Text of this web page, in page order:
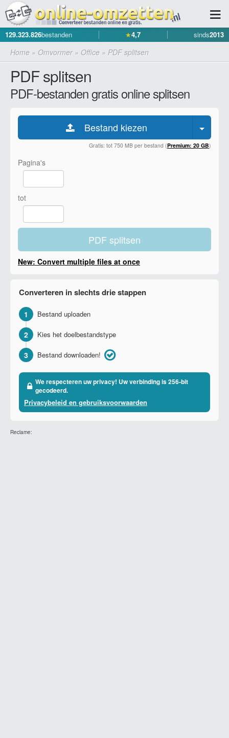
129.323.826bestanden ★4,7 sinds2013
Home » Omvormer» Office » PDF splitsen
PDF splitsen
PDF-bestanden gratis online splitsen
Bestand kiezen
Gratis: tot 750 MB per bestand (Premium: 20 GB)
Pagina's
tot
PDF splitsen
New: Convert multiple files at once
Converteren in slechts drie stappen
1 Bestand uploaden
2 Kies het doelbestandstype
3 Bestand downloaden!
We respecteren uw privacy! Uw verbinding is 256-bit
gecodeerd.
Privacybeleid en gebruiksvoorwaarden
Reclame: